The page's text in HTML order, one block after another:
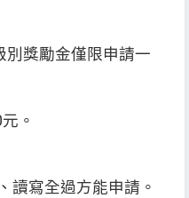
別獎勵金僅限申請一
。
讀寫全過方能申請。